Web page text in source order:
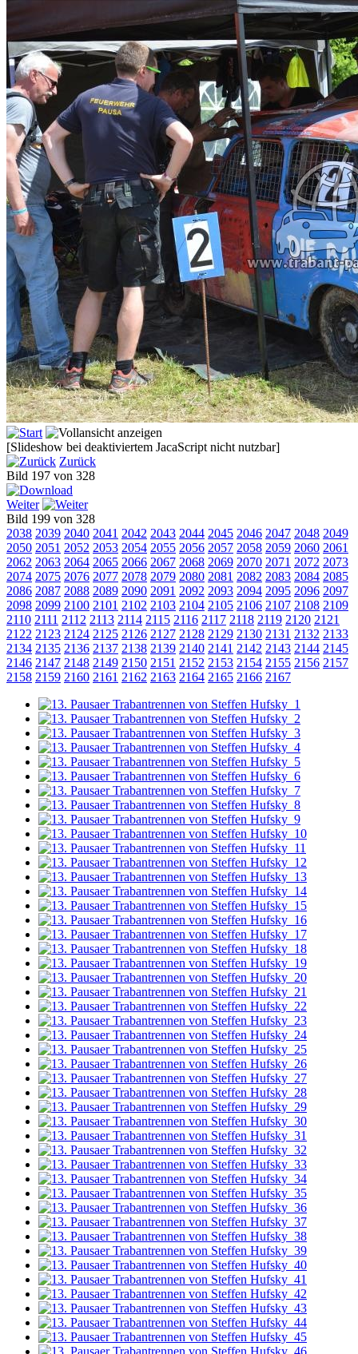
[Slideshow bei deaktiviertem JacaScript nicht nutzbar]
Zurück
Bild 197 von 328
Weiter
Bild 199 von 328
2038 2039 2040 2041 2042 2043 2044 2045 2046 2047 2048 2049
2050 2051 2052 2053 2054 2055 2056 2057 2058 2059 2060 2061
2062 2063 2064 2065 2066 2067 2068 2069 2070 2071 2072 2073
2074 2075 2076 2077 2078 2079 2080 2081 2082 2083 2084 2085
2086 2087 2088 2089 2090 2091 2092 2093 2094 2095 2096 2097
2098 2099 2100 2101 2102 2103 2104 2105 2106 2107 2108 2109
2110 2111 2112 2113 2114 2115 2116 2117 2118 2119 2120 2121
2122 2123 2124 2125 2126 2127 2128 2129 2130 2131 2132 2133
2134 2135 2136 2137 2138 2139 2140 2141 2142 2143 2144 2145
2146 2147 2148 2149 2150 2151 2152 2153 2154 2155 2156 2157
2158 2159 2160 2161 2162 2163 2164 2165 2166 2167